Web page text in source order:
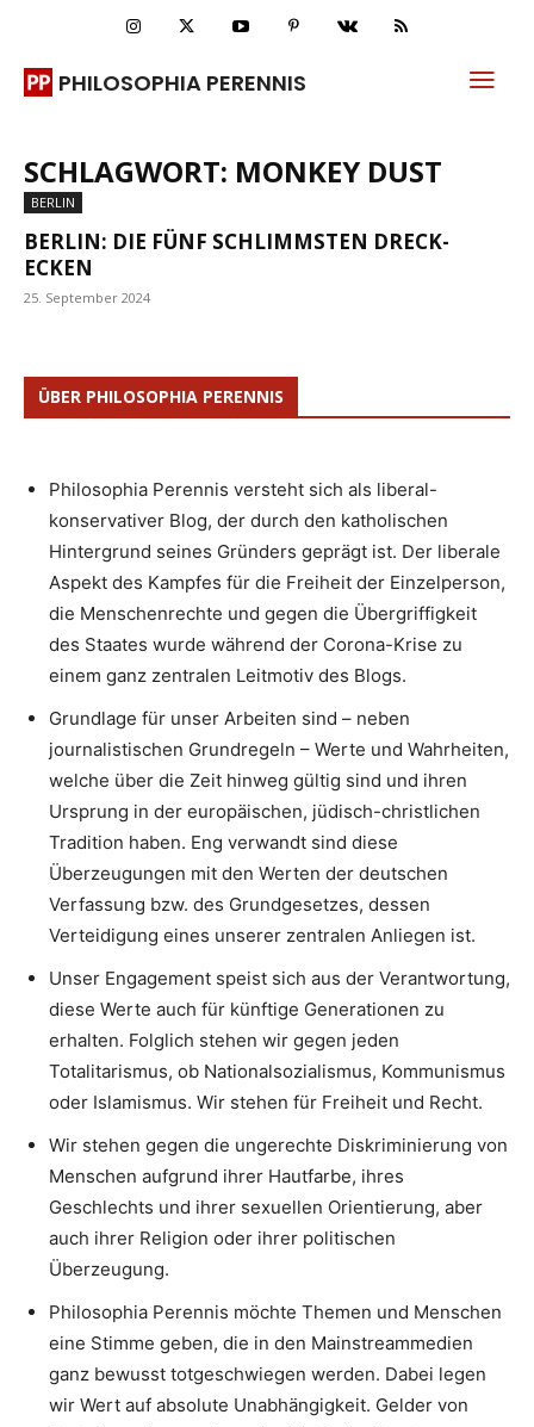
PHILOSOPHIA PERENNIS
SCHLAGWORT: MONKEY DUST
BERLIN
BERLIN: DIE FÜNF SCHLIMMSTEN DRECK-
ECKEN
25. September 2024
ÜBER PHILOSOPHIA PERENNIS
Philosophia Perennis versteht sich als liberal-
konservativer Blog, der durch den katholischen
Hintergrund seines Gründers geprägt ist. Der liberale
Aspekt des Kampfes für die Freiheit der Einzelperson,
die Menschenrechte und gegen die Übergriffigkeit
des Staates wurde während der Corona-Krise zu
einem ganz zentralen Leitmotiv des Blogs.
Grundlage für unser Arbeiten sind – neben
journalistischen Grundregeln – Werte und Wahrheiten,
welche über die Zeit hinweg gültig sind und ihren
Ursprung in der europäischen, jüdisch-christlichen
Tradition haben. Eng verwandt sind diese
Überzeugungen mit den Werten der deutschen
Verfassung bzw. des Grundgesetzes, dessen
Verteidigung eines unserer zentralen Anliegen ist.
Unser Engagement speist sich aus der Verantwortung,
diese Werte auch für künftige Generationen zu
erhalten. Folglich stehen wir gegen jeden
Totalitarismus, ob Nationalsozialismus, Kommunismus
oder Islamismus. Wir stehen für Freiheit und Recht.
Wir stehen gegen die ungerechte Diskriminierung von
Menschen aufgrund ihrer Hautfarbe, ihres
Geschlechts und ihrer sexuellen Orientierung, aber
auch ihrer Religion oder ihrer politischen
Überzeugung.
Philosophia Perennis möchte Themen und Menschen
eine Stimme geben, die in den Mainstreammedien
ganz bewusst totgeschwiegen werden. Dabei legen
wir Wert auf absolute Unabhängigkeit. Gelder von